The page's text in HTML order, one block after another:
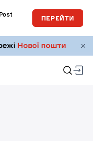
ПЕРЕЙТИ